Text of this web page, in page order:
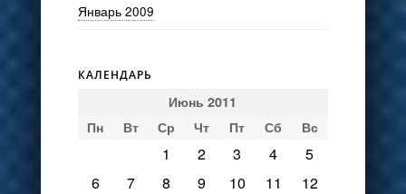
Январь 2009
КАЛЕНДАРЬ
Июнь 2011
Пн
Вт Ср Чт Пт Сб Вс
1 2 3 4
5
6
7 8 9 10 11
12